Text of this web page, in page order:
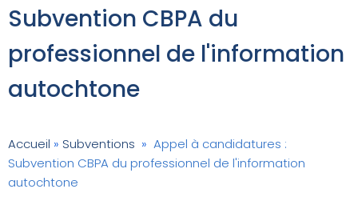
Subvention CBPA du
professionnel de l'information
autochtone
Accueil » Subventions » Appel à candidatures :
Subvention CBPA du professionnel de l'information
autochtone